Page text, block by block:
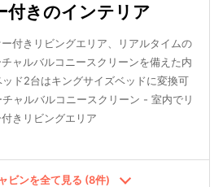
付きのインテリア
付きリビングエリア、リアルタイムの
ャルバルコニースクリーンを備えた内
ド2台はキングサイズベッドに変換可
ャルバルコニースクリーン - 室内でリ
きリビングエリア
ビンを全て見る (8件)